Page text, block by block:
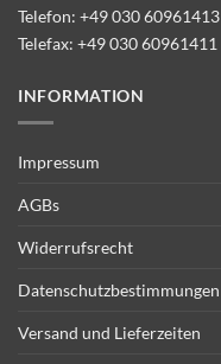
Telefon: +49 030 60961413
Telefax: +49 030 60961411
INFORMATION
Impressum
AGBs
Widerrufsrecht
Datenschutzbestimmungen
Versand und Lieferzeiten